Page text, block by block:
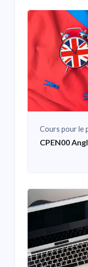
Cours pour le
CPEN00